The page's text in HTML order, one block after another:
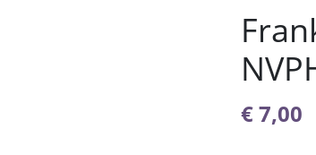
€7,00